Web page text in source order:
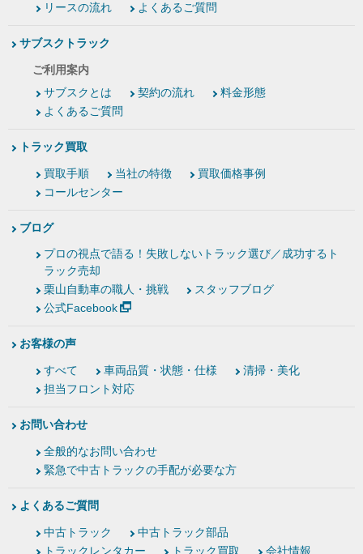
リースの流れ
よくあるご質問
サブスクトラック
ご利用案内
サブスクとは
契約の流れ
料金形態
よくあるご質問
トラック買取
買取手順 当社の特徴
買取価格事例
コールセンター
ブログ
プロの視点で語る！失敗しないトラック選び／成功するト
ラック売却
栗山自動車の職人・挑戦
スタッフブログ
公式Facebook
お客様の声
すべて 車両品質・状態・仕様
清掃・美化
担当フロント対応
お問い合わせ
全般的なお問い合わせ
緊急で中古トラックの手配が必要な方
よくあるご質問
中古トラック
中古トラック部品
トラックレンタカー
トラック買取 会社情報